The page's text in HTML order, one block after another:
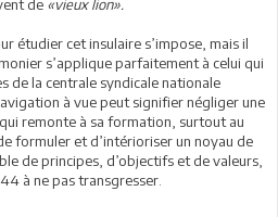
de «vieux lion».
étudier cet insulaire s’impose, mais il
s’applique parfaitement à celui qui
de la centrale syndicale nationale
à vue peut signifier négliger une
remonte à sa formation, surtout au
formuler et d’intérioriser un noyau de
de principes, d’objectifs et de valeurs,
à ne pas transgresser.